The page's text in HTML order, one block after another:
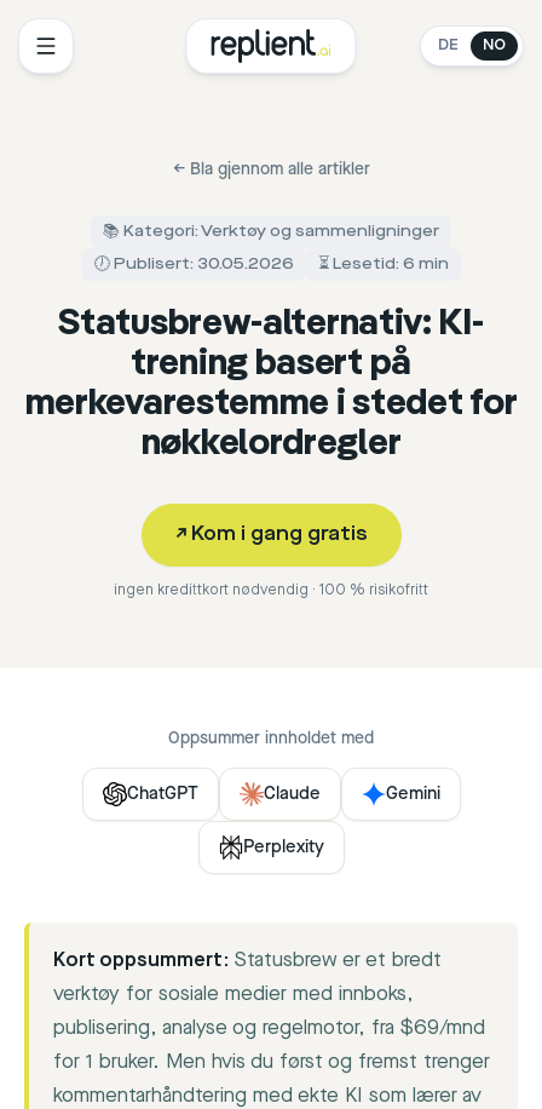
DE NO
← Bla gjennom alle artikler
📚 Kategori: Verktøy og sammenligninger
🕖 Publisert: 30.05.2026
⏳ Lesetid: 6 min
Statusbrew-alternativ: KI-
trening basert på
merkevarestemme i stedet for
nøkkelordregler
↗ Kom i gang gratis
ingen kredittkort nødvendig · 100 % risikofritt
Oppsummer innholdet med
ChatGPT Claude Gemini
Perplexity
Kort oppsummert: Statusbrew er et bredt
verktøy for sosiale medier med innboks,
publisering, analyse og regelmotor, fra $69/mnd
for 1 bruker. Men hvis du først og fremst trenger
kommentarhåndtering med ekte KI som lærer av